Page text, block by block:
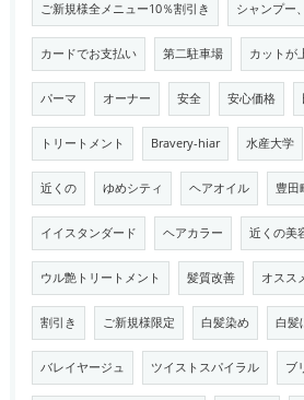
ご新規様全メニュー10％割引き シャンプー
カードでお支払い 第二駐車場 カットが
パーマ オーナー 安全 安心価格
トリートメント Bravery-hiar 水産大学
近くの ゆめシティ ヘアオイル 豊田
イイスタンダード ヘアカラー 近くの美
ウル艶トリートメント 髪質改善 オスス
割引き ご新規様限定 白髪染め 白髪
バレイヤージュ ツイストスパイラル ブ